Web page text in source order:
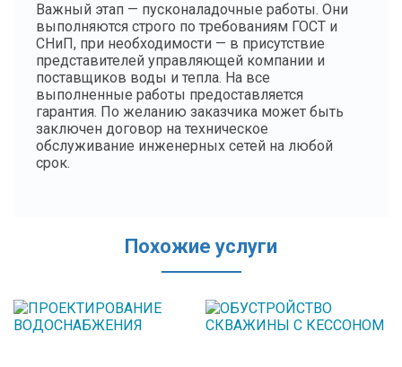
Важный этап — пусконаладочные работы. Они
выполняются строго по требованиям ГОСТ и
СНиП, при необходимости — в присутствие
представителей управляющей компании и
поставщиков воды и тепла. На все
выполненные работы предоставляется
гарантия. По желанию заказчика может быть
заключен договор на техническое
обслуживание инженерных сетей на любой
срок.
Похожие услуги